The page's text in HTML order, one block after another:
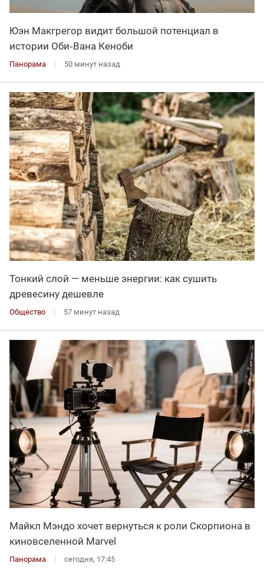
Юэн Макгрегор видит большой потенциал в
истории Оби‑Вана Кеноби
Панорама 50 минут назад
Тонкий слой — меньше энергии: как сушить
древесину дешевле
Общество 57 минут назад
Майкл Мэндо хочет вернуться к роли Скорпиона в
киновселенной Marvel
Панорама сегодня, 17:45